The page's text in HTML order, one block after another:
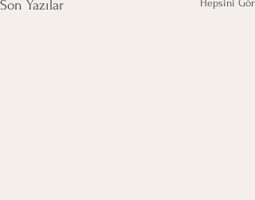
Son Yazılar Hepsini Gör